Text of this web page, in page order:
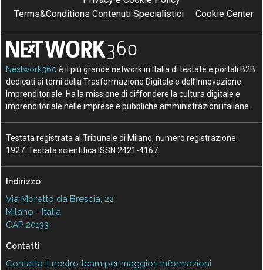
Terms&Conditions Contenuti Specialistici
Cookie Center
Nextwork360 è il più grande network in Italia di testate e portali B2B
dedicati ai temi della Trasformazione Digitale e dell’Innovazione
Imprenditoriale. Ha la missione di diffondere la cultura digitale e
imprenditoriale nelle imprese e pubbliche amministrazioni italiane.
Testata registrata al Tribunale di Milano, numero registrazione
1927. Testata scientifica ISSN 2421-4167
Indirizzo
Via Moretto da Brescia, 22
Milano - Italia
CAP 20133
Contatti
Contatta il nostro team per maggiori informazioni